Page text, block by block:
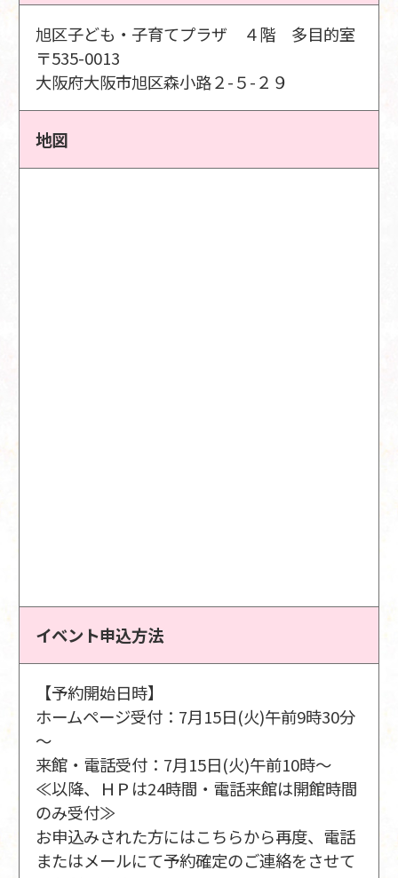
旭区子ども・子育てプラザ ４階 多目的室
〒535-0013
大阪府大阪市旭区森小路２-５-２９
地図
イベント申込方法
【予約開始日時】
ホームページ受付：7月15日(火)午前9時30分
～
来館・電話受付：7月15日(火)午前10時～
≪以降、ＨＰは24時間・電話来館は開館時間
のみ受付≫
お申込みされた方にはこちらから再度、電話
またはメールにて予約確定のご連絡をさせて